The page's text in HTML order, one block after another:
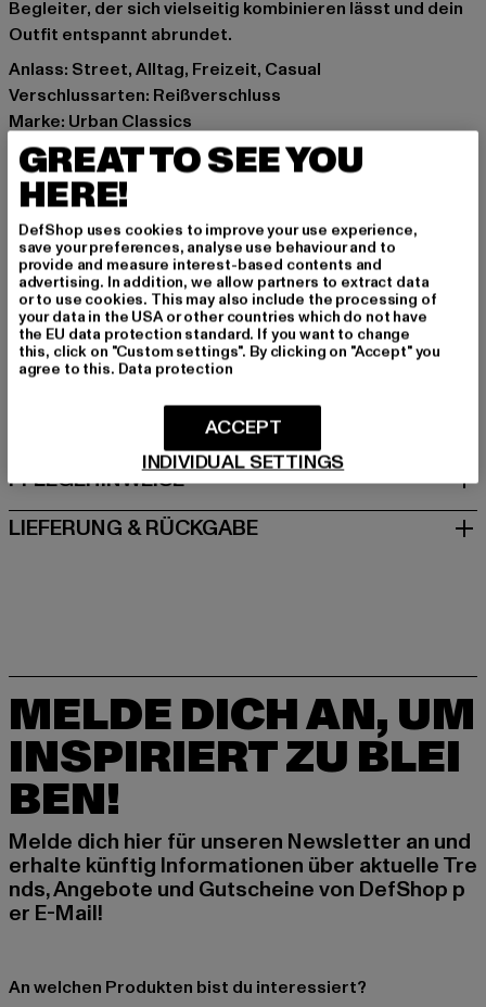
Begleiter, der sich vielseitig kombinieren lässt und dein
Outfit entspannt abrundet.
Anlass: Street, Alltag, Freizeit, Casual
Verschlussarten: Reißverschluss
Marke: Urban Classics
Kat.: Bags & Luggage
Farbe: gelb
Hersteller Farbe: chrome yellow
Materialzusammensetzung: 100% Polyester
Art.Nr: TB2145-01148
Hersteller: TB International GmbH |info@tbint.de
Dr.-Robert-Murjahn-Straße 7 | 64372 Ober-Ramstadt |
DE
GRÖSSE & PASSFORM
PFLEGEHINWEISE
LIEFERUNG & RÜCKGABE
MELDE DICH AN, UM
INSPIRIERT ZU BLEI
BEN!
Melde dich hier für unseren Newsletter an und
erhalte künftig Informationen über aktuelle Tre
nds, Angebote und Gutscheine von DefShop p
er E-Mail!
An welchen Produkten bist du interessiert?
GREAT TO SEE YOU
HERE!
DefShop uses cookies to improve your use experience,
save your preferences, analyse use behaviour and to
provide and measure interest-based contents and
advertising. In addition, we allow partners to extract data
or to use cookies. This may also include the processing of
your data in the USA or other countries which do not have
the EU data protection standard. If you want to change
this, click on "Custom settings". By clicking on "Accept" you
agree to this. Data protection
INDIVIDUAL SETTINGS
ACCEPT